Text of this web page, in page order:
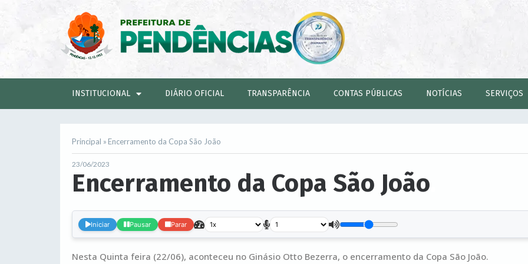
INSTITUCIONAL DIÁRIO OFICIAL TRANSPARÊNCIA CONTAS PÚBLICAS NOTÍCIAS SERVIÇOS
Principal » Encerramento da Copa São João
23/06/2023
Encerramento da Copa São João
Iniciar Pausar Parar
Nesta Quinta feira (22/06), aconteceu no Ginásio Otto Bezerra, o encerramento da Copa São João.